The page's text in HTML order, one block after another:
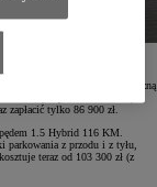
się zakup wariantu z automatyczną
900 zł, Style od 75 900 zł,
zapłacić tylko 86 900 zł.
1.5 Hybrid 116 KM.
z przodu i z tyłu,
teraz od 103 300 zł (z